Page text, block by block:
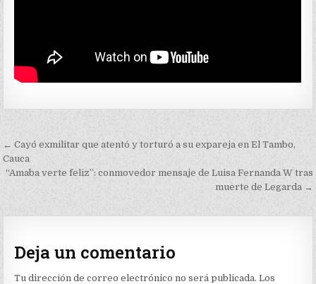
Navegación
de
← Cayó exmilitar que atentó y torturó a su expareja en El Tambo,
Cauca
“Amaba verte feliz”: conmovedor mensaje de Luisa Fernanda W tras
muerte de Legarda →
Deja un comentario
Tu dirección de correo electrónico no será publicada. Los